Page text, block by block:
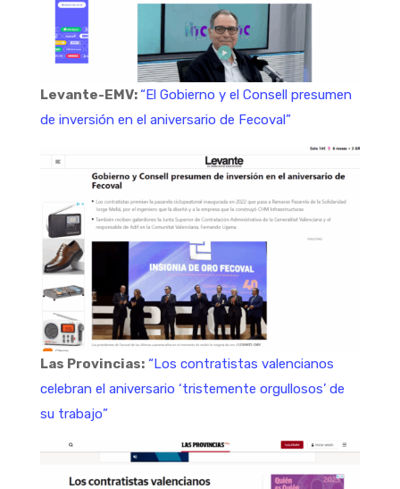
Levante-EMV:“El Gobierno y el Consell presumen
de inversión en el aniversario de Fecoval”
Las Provincias:“Los contratistas valencianos
celebran el aniversario ‘tristemente orgullosos’ de
su trabajo”